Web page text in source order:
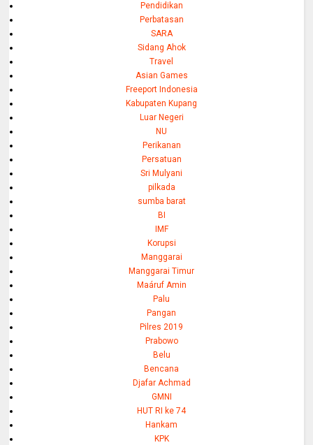
Pendidikan
Perbatasan
SARA
Sidang Ahok
Travel
Asian Games
Freeport Indonesia
Kabupaten Kupang
Luar Negeri
NU
Perikanan
Persatuan
Sri Mulyani
pilkada
sumba barat
BI
IMF
Korupsi
Manggarai
Manggarai Timur
Maáruf Amin
Palu
Pangan
Pilres 2019
Prabowo
Belu
Bencana
Djafar Achmad
GMNI
HUT RI ke 74
Hankam
KPK